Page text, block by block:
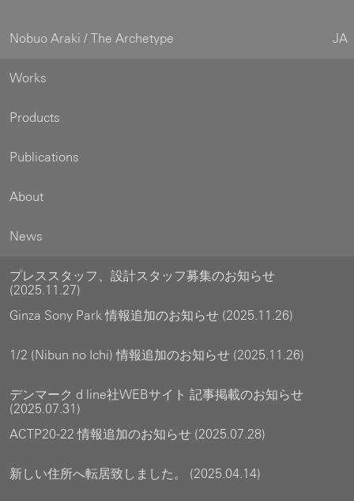
Nobuo Araki / The Archetype JA
Works
Products
Publications
About
News
プレススタッフ、設計スタッフ募集のお知らせ
(2025.11.27)
Ginza Sony Park 情報追加のお知らせ (2025.11.26)
1/2 (Nibun no Ichi) 情報追加のお知らせ (2025.11.26)
デンマーク d line社WEBサイト 記事掲載のお知らせ
(2025.07.31)
ACTP20-22 情報追加のお知らせ (2025.07.28)
新しい住所へ転居致しました。 (2025.04.14)